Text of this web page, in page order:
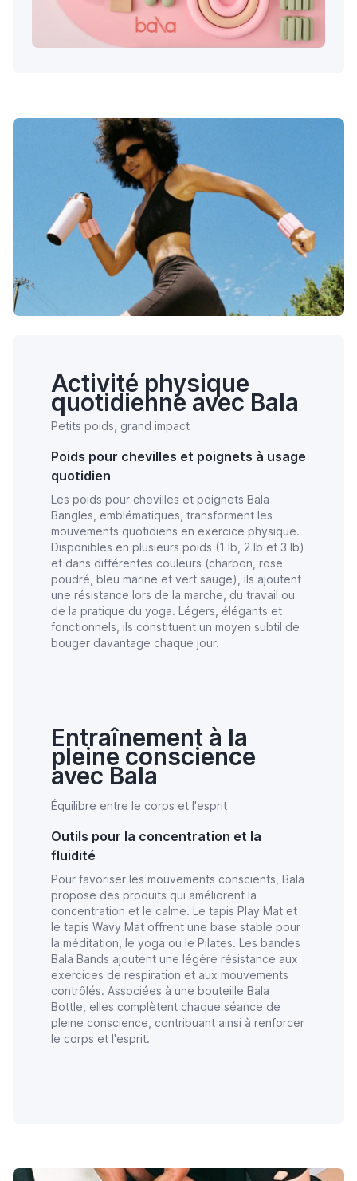
Activité physique
quotidienne avec Bala
Petits poids, grand impact
Poids pour chevilles et poignets à usage
quotidien
Les poids pour chevilles et poignets Bala
Bangles, emblématiques, transforment les
mouvements quotidiens en exercice physique.
Disponibles en plusieurs poids (1 lb, 2 lb et 3 lb)
et dans différentes couleurs (charbon, rose
poudré, bleu marine et vert sauge), ils ajoutent
une résistance lors de la marche, du travail ou
de la pratique du yoga. Légers, élégants et
fonctionnels, ils constituent un moyen subtil de
bouger davantage chaque jour.
Entraînement à la
pleine conscience
avec Bala
Équilibre entre le corps et l'esprit
Outils pour la concentration et la
fluidité
Pour favoriser les mouvements conscients, Bala
propose des produits qui améliorent la
concentration et le calme. Le tapis Play Mat et
le tapis Wavy Mat offrent une base stable pour
la méditation, le yoga ou le Pilates. Les bandes
Bala Bands ajoutent une légère résistance aux
exercices de respiration et aux mouvements
contrôlés. Associées à une bouteille Bala
Bottle, elles complètent chaque séance de
pleine conscience, contribuant ainsi à renforcer
le corps et l'esprit.